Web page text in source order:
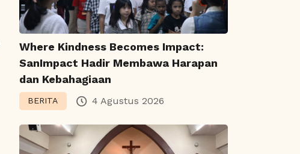
Where Kindness Becomes Impact:
SanImpact Hadir Membawa Harapan
dan Kebahagiaan
BERITA 4 Agustus 2026